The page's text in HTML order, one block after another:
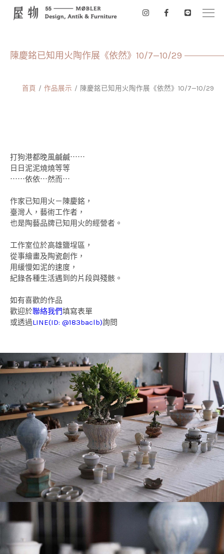
陳慶銘已知用火陶作展《依然》10/7—10/29
首頁 作品展示 陳慶銘已知用火陶作展《依然》10/7—10/29
打狗港都晚風鹹鹹⋯⋯
日日泥泥燒燒等等
⋯⋯依依⋯然而⋯
作家已知用火－陳慶銘，
臺灣⼈，藝術⼯作者，
也是陶藝品牌已知⽤火的經營者。
⼯作室位於高雄鹽埕區，
從事繪畫及陶瓷創作，
⽤緩慢如泥的速度，
紀錄各種⽣活遇到的片段與殘骸。
如有喜歡的作品
歡迎於聯絡我們填寫表單
或透過LINE(ID: @183baclb)詢問